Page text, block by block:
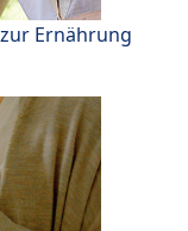
Ernährung